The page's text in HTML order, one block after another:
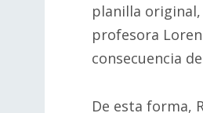
planilla
profesora
consecuencia
De esta forma,